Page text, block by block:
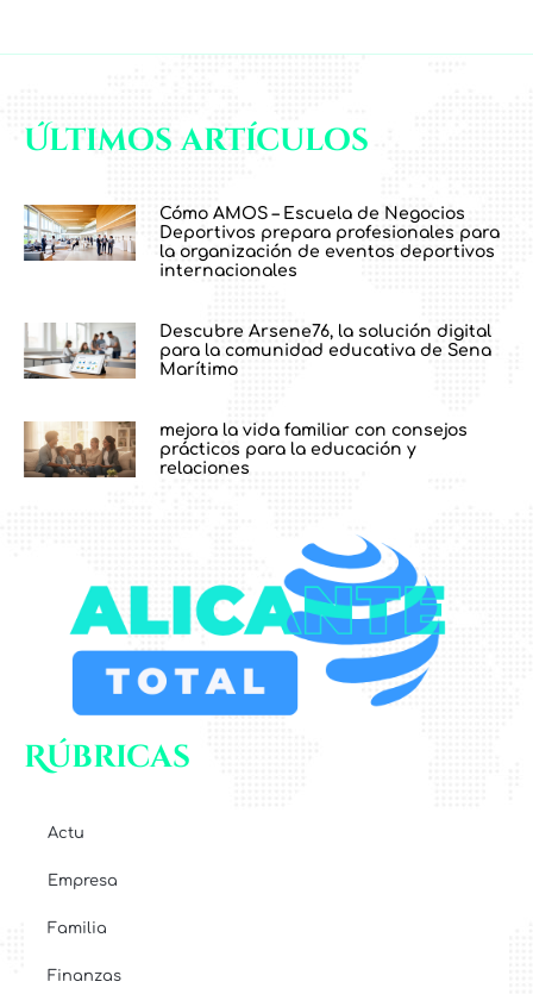
Últimos artículos
Cómo AMOS – Escuela de Negocios
Deportivos prepara profesionales para
la organización de eventos deportivos
internacionales
Descubre Arsene76, la solución digital
para la comunidad educativa de Sena
Marítimo
mejora la vida familiar con consejos
prácticos para la educación y
relaciones
Rúbricas
Actu
Empresa
Familia
Finanzas